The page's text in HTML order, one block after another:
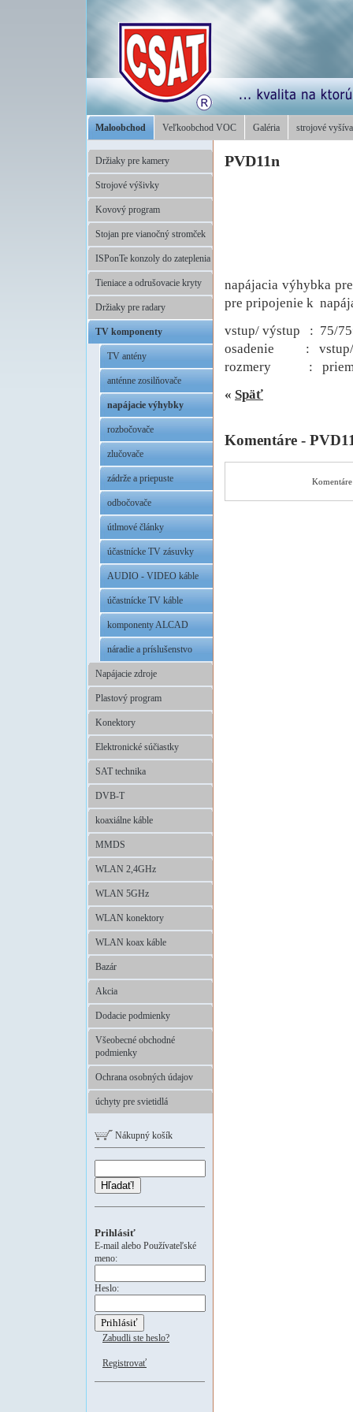
Maloobchod Veľkoobchod VOC Galéria strojové
Držiaky pre kamery
Strojové výšivky
Kovový program
Stojan pre vianočný stromček
ISPonTe konzoly do zateplenia
Tieniace a odrušovacie kryty
Držiaky pre radary
TV komponenty
TV antény
anténne zosilňovače
napájacie výhybky
rozbočovače
zlučovače
zádrže a priepuste
odbočovače
útlmové články
účastnícke TV zásuvky
AUDIO - VIDEO káble
účastnícke TV káble
komponenty ALCAD
náradie a príslušenstvo
Napájacie zdroje
Plastový program
Konektory
Elektronické súčiastky
SAT technika
DVB-T
koaxiálne káble
MMDS
WLAN 2,4GHz
WLAN 5GHz
WLAN konektory
WLAN koax káble
Bazár
Akcia
Dodacie podmienky
Všeobecné obchodné
podmienky
Ochrana osobných údajov
úchyty pre svietidlá
Nákupný košík
Hľadať!
Prihlásiť
E-mail alebo Používateľské
meno:
Heslo:
Zabudli ste heslo?
Registrovať
PVD11n
napájacia výhybka
pre pripojenie k
vstup/ výstup : 75/
osadenie : vstup/
rozmery : priemer
« Späť
Komentáre -